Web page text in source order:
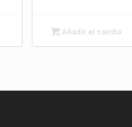
Añadir al carrito